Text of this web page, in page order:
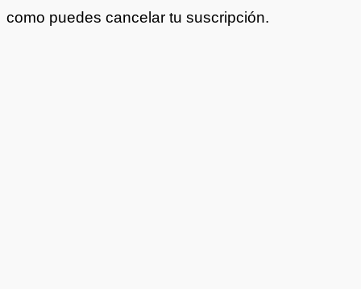
como puedes cancelar tu suscripción.